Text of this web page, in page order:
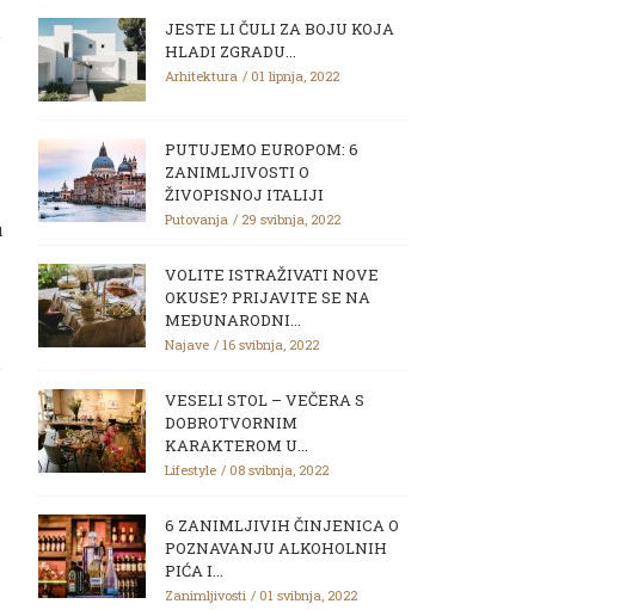
JESTE LI ČULI ZA BOJU KOJA
HLADI ZGRADU...
Arhitektura 01 lipnja, 2022
PUTUJEMO EUROPOM: 6
ZANIMLJIVOSTI O
ŽIVOPISNOJ ITALIJI
Putovanja 29 svibnja, 2022
VOLITE ISTRAŽIVATI NOVE
OKUSE? PRIJAVITE SE NA
MEĐUNARODNI...
Najave 16 svibnja, 2022
VESELI STOL – VEČERA S
DOBROTVORNIM
KARAKTEROM U...
Lifestyle 08 svibnja, 2022
6 ZANIMLJIVIH ČINJENICA O
POZNAVANJU ALKOHOLNIH
PIĆA I...
Zanimljivosti 01 svibnja, 2022